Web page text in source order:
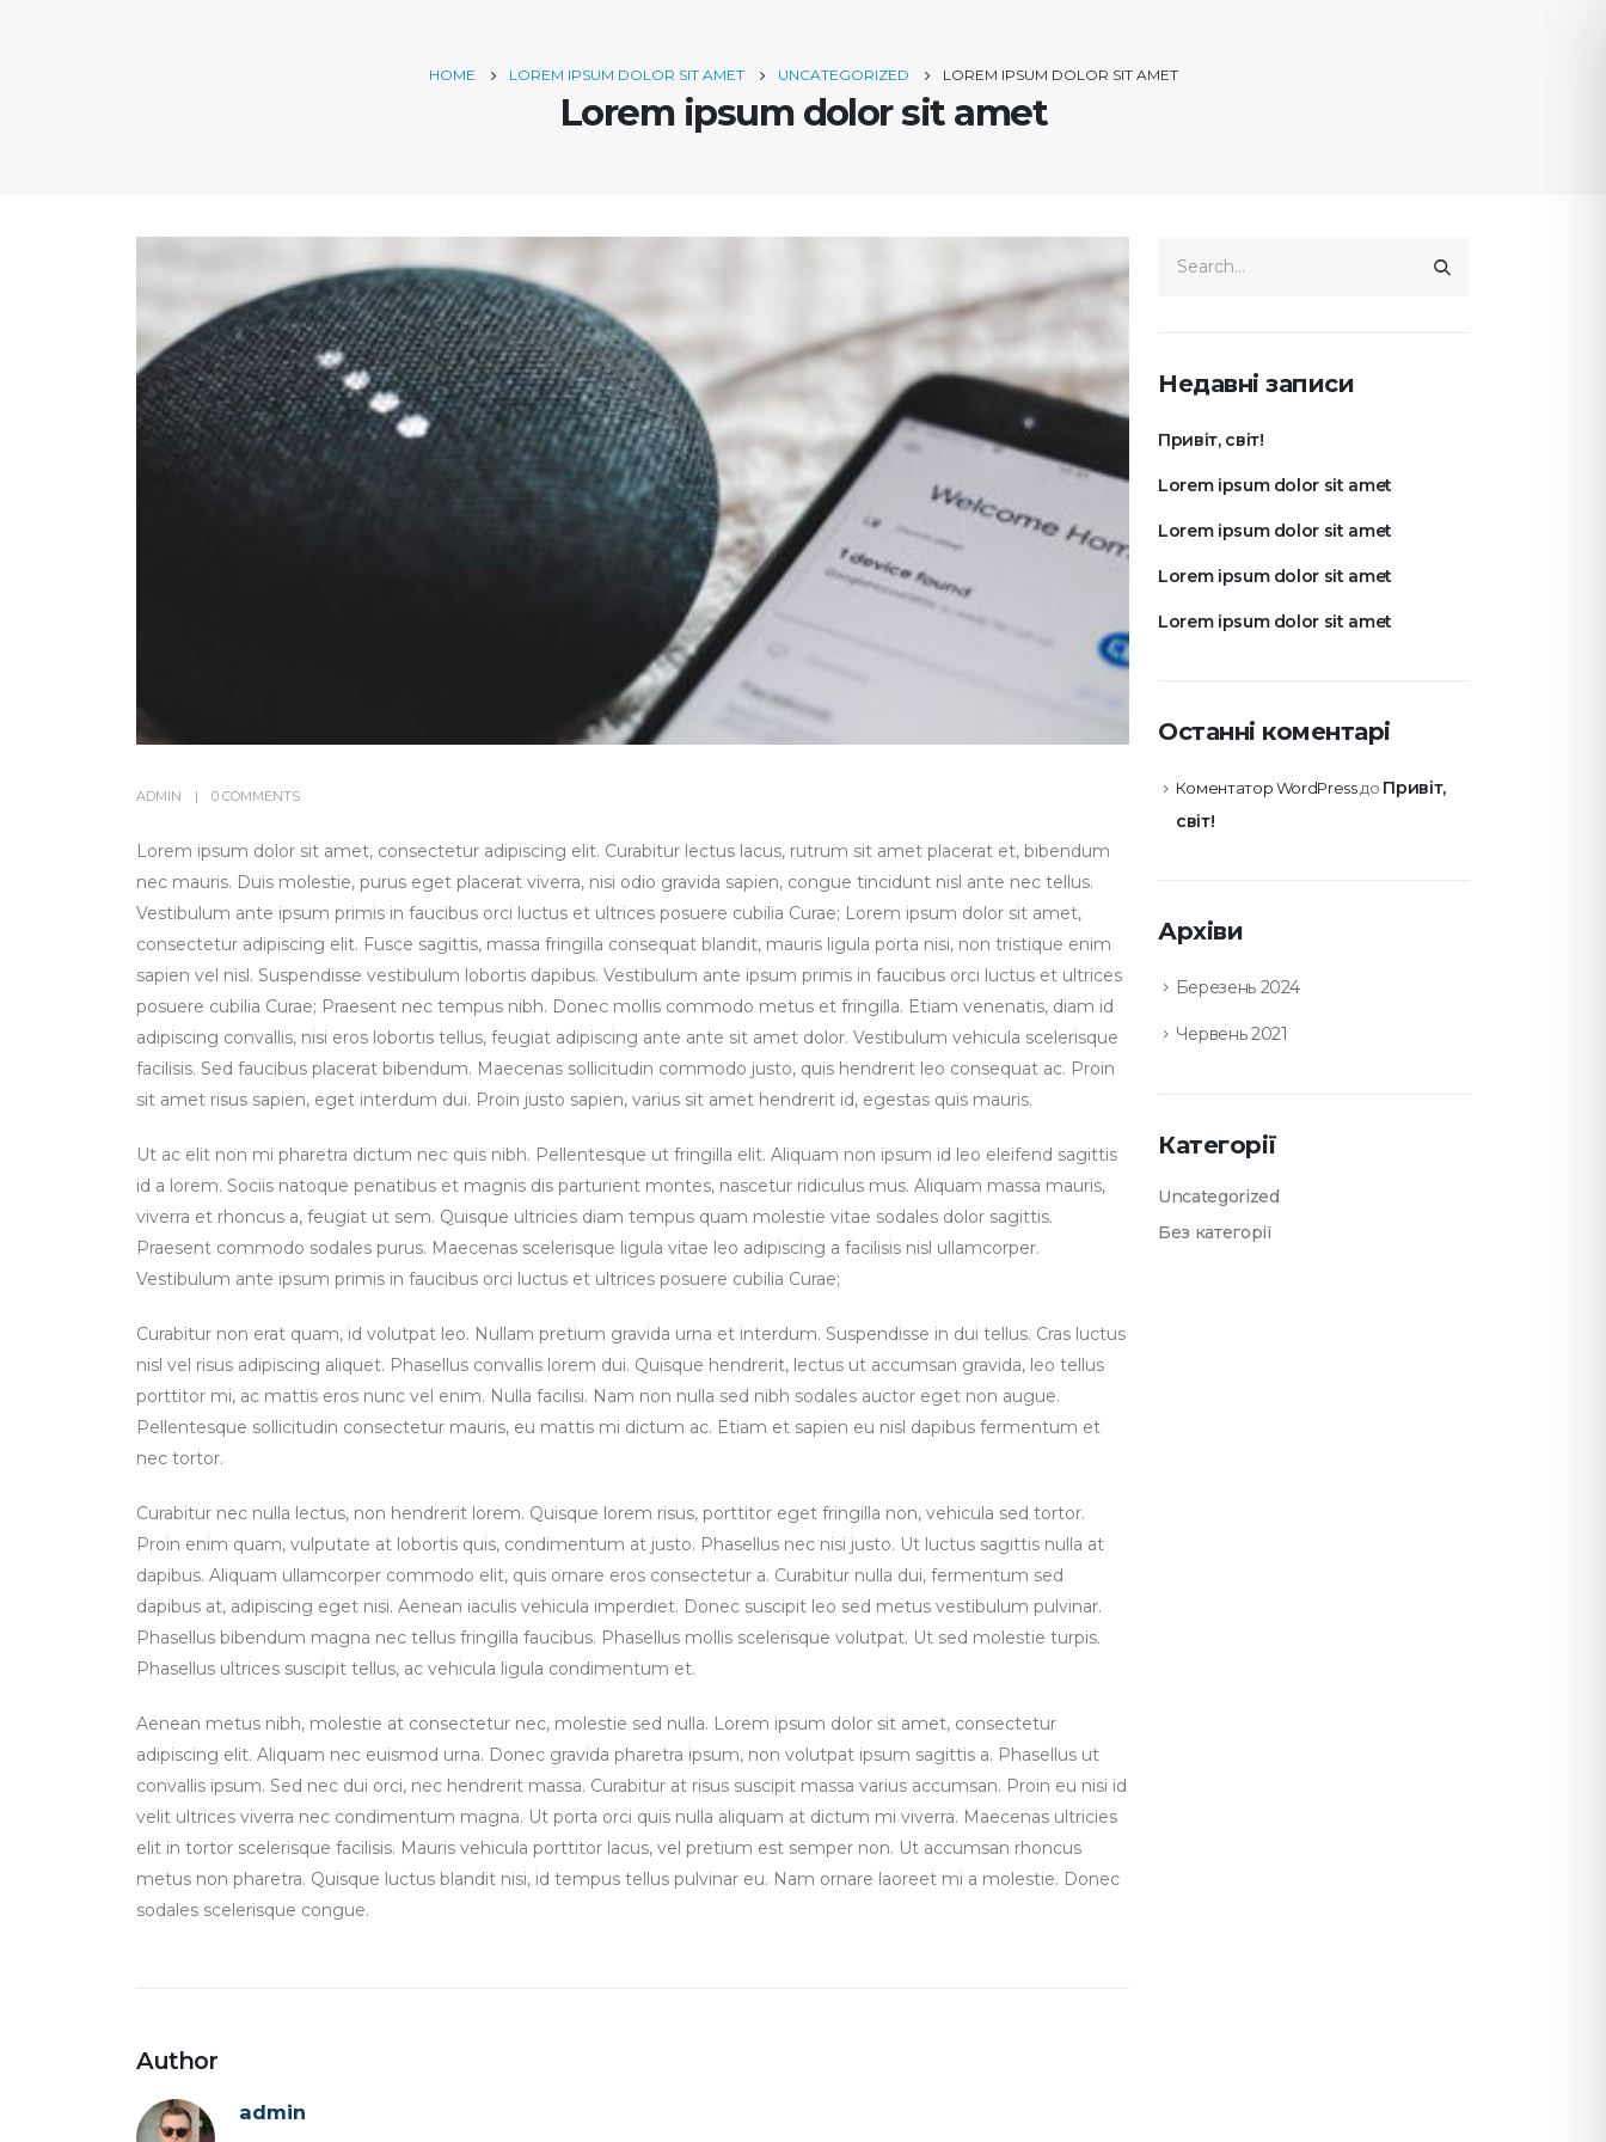
HOME LOREM IPSUM DOLOR SIT AMET UNCATEGORIZED LOREM IPSUM DOLOR SIT AMET
Lorem ipsum dolor sit amet
ADMIN 0 COMMENTS
Lorem ipsum dolor sit amet, consectetur adipiscing elit. Curabitur lectus lacus, rutrum sit amet placerat et, bibendum
nec mauris. Duis molestie, purus eget placerat viverra, nisi odio gravida sapien, congue tincidunt nisl ante nec tellus.
Vestibulum ante ipsum primis in faucibus orci luctus et ultrices posuere cubilia Curae; Lorem ipsum dolor sit amet,
consectetur adipiscing elit. Fusce sagittis, massa fringilla consequat blandit, mauris ligula porta nisi, non tristique enim
sapien vel nisl. Suspendisse vestibulum lobortis dapibus. Vestibulum ante ipsum primis in faucibus orci luctus et ultrices
posuere cubilia Curae; Praesent nec tempus nibh. Donec mollis commodo metus et fringilla. Etiam venenatis, diam id
adipiscing convallis, nisi eros lobortis tellus, feugiat adipiscing ante ante sit amet dolor. Vestibulum vehicula scelerisque
facilisis. Sed faucibus placerat bibendum. Maecenas sollicitudin commodo justo, quis hendrerit leo consequat ac. Proin
sit amet risus sapien, eget interdum dui. Proin justo sapien, varius sit amet hendrerit id, egestas quis mauris.
Ut ac elit non mi pharetra dictum nec quis nibh. Pellentesque ut fringilla elit. Aliquam non ipsum id leo eleifend sagittis
id a lorem. Sociis natoque penatibus et magnis dis parturient montes, nascetur ridiculus mus. Aliquam massa mauris,
viverra et rhoncus a, feugiat ut sem. Quisque ultricies diam tempus quam molestie vitae sodales dolor sagittis.
Praesent commodo sodales purus. Maecenas scelerisque ligula vitae leo adipiscing a facilisis nisl ullamcorper.
Vestibulum ante ipsum primis in faucibus orci luctus et ultrices posuere cubilia Curae;
Curabitur non erat quam, id volutpat leo. Nullam pretium gravida urna et interdum. Suspendisse in dui tellus. Cras luctus
nisl vel risus adipiscing aliquet. Phasellus convallis lorem dui. Quisque hendrerit, lectus ut accumsan gravida, leo tellus
porttitor mi, ac mattis eros nunc vel enim. Nulla facilisi. Nam non nulla sed nibh sodales auctor eget non augue.
Pellentesque sollicitudin consectetur mauris, eu mattis mi dictum ac. Etiam et sapien eu nisl dapibus fermentum et
nec tortor.
Curabitur nec nulla lectus, non hendrerit lorem. Quisque lorem risus, porttitor eget fringilla non, vehicula sed tortor.
Proin enim quam, vulputate at lobortis quis, condimentum at justo. Phasellus nec nisi justo. Ut luctus sagittis nulla at
dapibus. Aliquam ullamcorper commodo elit, quis ornare eros consectetur a. Curabitur nulla dui, fermentum sed
dapibus at, adipiscing eget nisi. Aenean iaculis vehicula imperdiet. Donec suscipit leo sed metus vestibulum pulvinar.
Phasellus bibendum magna nec tellus fringilla faucibus. Phasellus mollis scelerisque volutpat. Ut sed molestie turpis.
Phasellus ultrices suscipit tellus, ac vehicula ligula condimentum et.
Aenean metus nibh, molestie at consectetur nec, molestie sed nulla. Lorem ipsum dolor sit amet, consectetur
adipiscing elit. Aliquam nec euismod urna. Donec gravida pharetra ipsum, non volutpat ipsum sagittis a. Phasellus ut
convallis ipsum. Sed nec dui orci, nec hendrerit massa. Curabitur at risus suscipit massa varius accumsan. Proin eu nisi id
velit ultrices viverra nec condimentum magna. Ut porta orci quis nulla aliquam at dictum mi viverra. Maecenas ultricies
elit in tortor scelerisque facilisis. Mauris vehicula porttitor lacus, vel pretium est semper non. Ut accumsan rhoncus
metus non pharetra. Quisque luctus blandit nisi, id tempus tellus pulvinar eu. Nam ornare laoreet mi a molestie. Donec
sodales scelerisque congue.
Author
admin
Недавні записи
Привіт, світ!
Lorem ipsum dolor sit amet
Lorem ipsum dolor sit amet
Lorem ipsum dolor sit amet
Lorem ipsum dolor sit amet
Останні коментарі
Коментатор WordPressдо Привіт,
світ!
Архіви
Березень 2024
Червень 2021
Категорії
Uncategorized
Без категорії